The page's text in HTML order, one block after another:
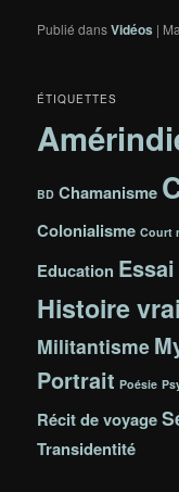
Publié dansVidéos |
ÉTIQUETTES
BD Chamanisme
Colonialisme Court
Education Essai
Histoire
Militantisme
Portrait Poésie
Récit de voyage
Transidentité